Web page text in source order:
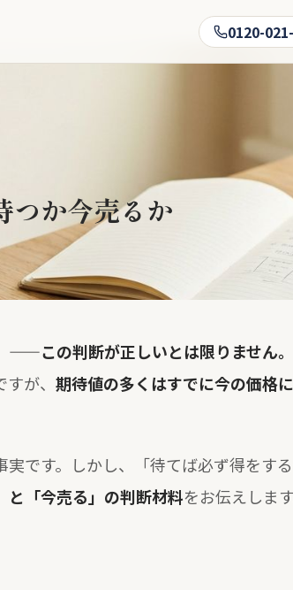
0120-
つか今売るか
——この判断が正しいとは限りません。
が、 期待値の多くはすでに今の価格
です。しかし、「待てば必ず得をす
と「今売る」の判断材料をお伝えします